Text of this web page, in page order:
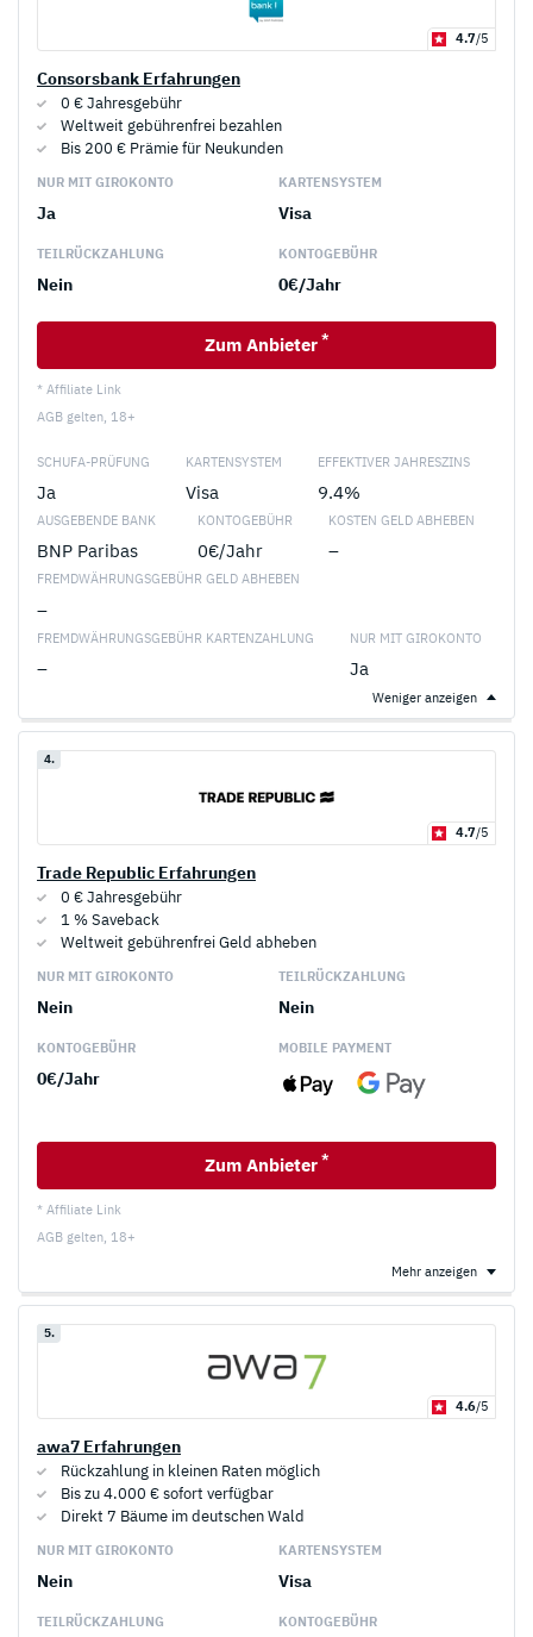
4.7/5
Consorsbank Erfahrungen
0 € Jahresgebühr
Weltweit gebührenfrei bezahlen
Bis 200 € Prämie für Neukunden
NUR MIT GIROKONTO
Ja
KARTENSYSTEM
Visa
TEILRÜCKZAHLUNG
Nein
KONTOGEBÜHR
0€/Jahr
Zum Anbieter *
* Affiliate Link
AGB gelten, 18+
SCHUFA-PRÜFUNG
Ja
KARTENSYSTEM
Visa
EFFEKTIVER JAHRESZINS
9.4%
AUSGEBENDE BANK
BNP Paribas
KONTOGEBÜHR
0€/Jahr
KOSTEN GELD ABHEBEN
–
FREMDWÄHRUNGSGEBÜHR GELD ABHEBEN
–
FREMDWÄHRUNGSGEBÜHR KARTENZAHLUNG
–
NUR MIT GIROKONTO
Ja
Weniger anzeigen
4.
4.7/5
Trade Republic Erfahrungen
0 € Jahresgebühr
1 % Saveback
Weltweit gebührenfrei Geld abheben
NUR MIT GIROKONTO
Nein
TEILRÜCKZAHLUNG
Nein
KONTOGEBÜHR
0€/Jahr
MOBILE PAYMENT
Zum Anbieter *
* Affiliate Link
AGB gelten, 18+
Mehr anzeigen
5.
4.6/5
awa7 Erfahrungen
Rückzahlung in kleinen Raten möglich
Bis zu 4.000 € sofort verfügbar
Direkt 7 Bäume im deutschen Wald
NUR MIT GIROKONTO
Nein
KARTENSYSTEM
Visa
TEILRÜCKZAHLUNG KONTOGEBÜHR